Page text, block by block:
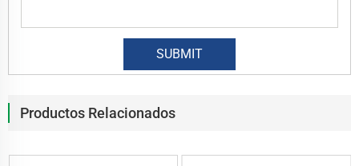
Productos Relacionados